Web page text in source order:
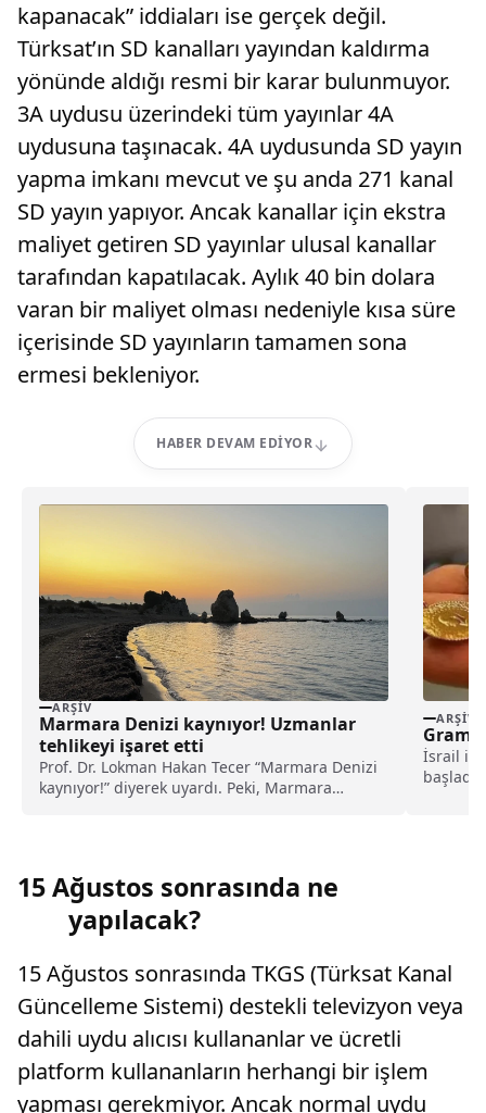
kapanacak” iddiaları ise gerçek değil.
Türksat’ın SD kanalları yayından kaldırma
yönünde aldığı resmi bir karar bulunmuyor.
3A uydusu üzerindeki tüm yayınlar 4A
uydusuna taşınacak. 4A uydusunda SD yayın
yapma imkanı mevcut ve şu anda 271 kanal
SD yayın yapıyor. Ancak kanallar için ekstra
maliyet getiren SD yayınlar ulusal kanallar
tarafından kapatılacak. Aylık 40 bin dolara
varan bir maliyet olması nedeniyle kısa süre
içerisinde SD yayınların tamamen sona
ermesi bekleniyor.
HABER DEVAM EDIYOR
ARŞIV
Marmara Denizi kaynıyor! Uzmanlar
tehlikeyi işaret etti
Prof. Dr. Lokman Hakan Tecer “Marmara Denizi
kaynıyor!” diyerek uyardı. Peki, Marmara
ARŞIV
Gram
İsrail ile
15 Ağustos sonrasında ne
yapılacak?
15 Ağustos sonrasında TKGS (Türksat Kanal
Güncelleme Sistemi) destekli televizyon veya
dahili uydu alıcısı kullananlar ve ücretli
platform kullananların herhangi bir işlem
yapması gerekmiyor. Ancak normal uydu